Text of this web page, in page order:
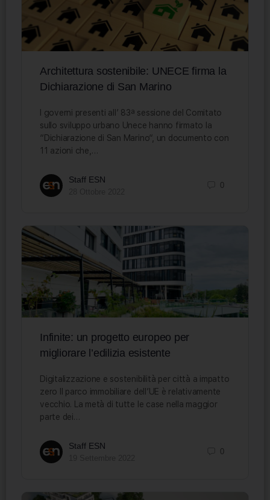
Architettura sostenibile: UNECE firma la
Dichiarazione di San Marino
I governi presenti all’ 83ª sessione del Comitato
sullo sviluppo urbano Unece hanno firmato la
“Dichiarazione di San Marino“, un documento con
11 azioni che,…
Staff ESN
0
Infinite: un progetto europeo per
migliorare l’edilizia esistente
Digitalizzazione e sostenibilità per città a impatto
zero Il parco immobiliare dell’UE è relativamente
vecchio. La metà di tutte le case nella maggior
parte dei…
Staff ESN
0